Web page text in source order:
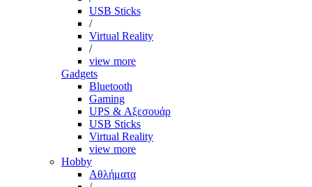
USB Sticks
/
Virtual Reality
/
view more
Gadgets
Bluetooth
Gaming
UPS & Αξεσουάρ
USB Sticks
Virtual Reality
view more
Hobby
Αθλήματα